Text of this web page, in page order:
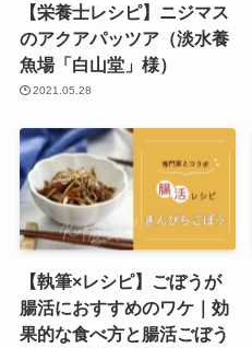
【栄養士レシピ】ニジマス
のアクアパッツア（淡水養
魚場「白山堂」様）
2021.05.28
【執筆×レシピ】ごぼうが
腸活におすすめのワケ｜効
果的な食べ方と腸活ごぼう